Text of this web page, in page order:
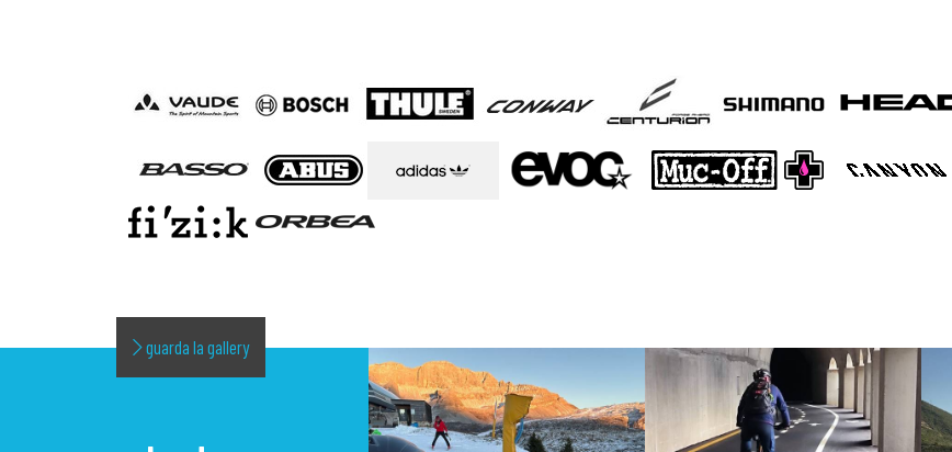
guarda la gallery